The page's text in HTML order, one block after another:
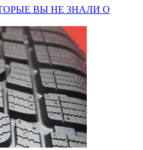
ВЫ НЕ ЗНАЛИ О